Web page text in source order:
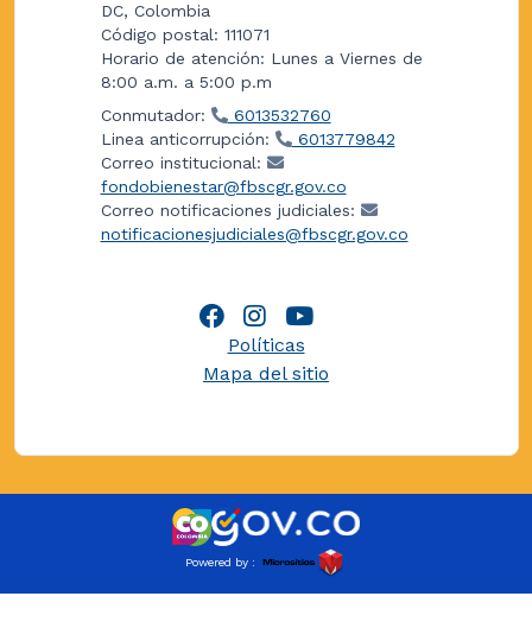
DC, Colombia
Código postal: 111071
Horario de atención: Lunes a Viernes de
8:00 a.m. a 5:00 p.m
Conmutador:
6013532760
Linea anticorrupción:
6013779842
Correo institucional:
fondobienestar@fbscgr.gov.co
Correo notificaciones judiciales:
notificacionesjudiciales@fbscgr.gov.co
Políticas
Mapa del sitio
Powered by :